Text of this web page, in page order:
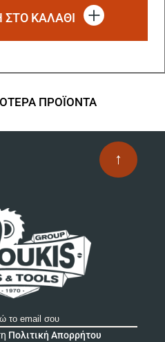
ΚΑΛΑΘΙ
ΠΡΟΪΟΝΤΑ
↑
Πολιτική Απορρήτου